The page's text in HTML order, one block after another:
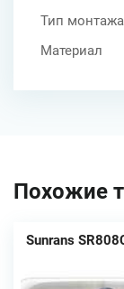
Тип монтажа
Материал
Похожие
Sunrans